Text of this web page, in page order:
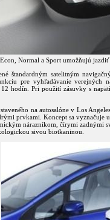
Normal a Sport umožňujú
štandardným satelitným
pre vyhľadávanie verejných
hodín. Pri použití zásuvky s
na autosalóne v Los
prvkami. Koncept sa vyznačuje
nárazníkom, čírymi zadnými
sivou biotkaninou.